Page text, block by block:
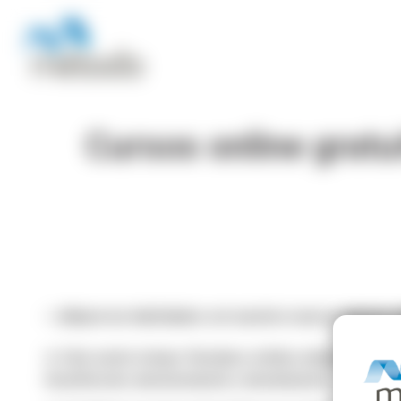
Cursos online
⭐ ¡Mejora tus habilidades con nuestros nuevoscursos
⏩ Este sector incluye: Residuos sólidos urbanos y